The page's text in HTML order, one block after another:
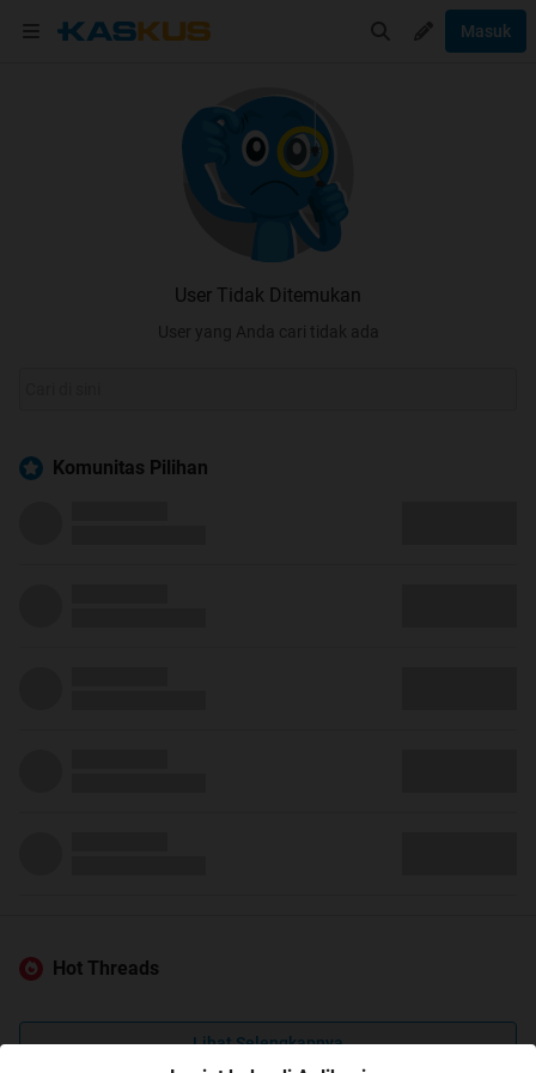
Masuk
User Tidak Ditemukan
User yang Anda cari tidak ada
Komunitas Pilihan
Hot Threads
Lihat Selengkapnya